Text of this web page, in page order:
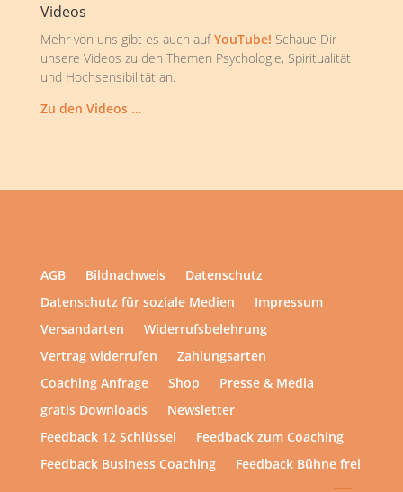
Videos
Mehr von uns gibt es auch aufYouTube! Schaue Dir
unsere Videos zu den Themen Psychologie, Spiritualität
und Hochsensibilität an.
Zu den Videos …
AGB Bildnachweis
Datenschutz
Datenschutz für soziale Medien
Impressum
Versandarten
Widerrufsbelehrung
Vertrag widerrufen
Zahlungsarten
Coaching Anfrage
Shop
Presse & Media
gratis Downloads
Newsletter
Feedback 12 Schlüssel
Feedback zum Coaching
Feedback Business Coaching
Feedback Bühne frei